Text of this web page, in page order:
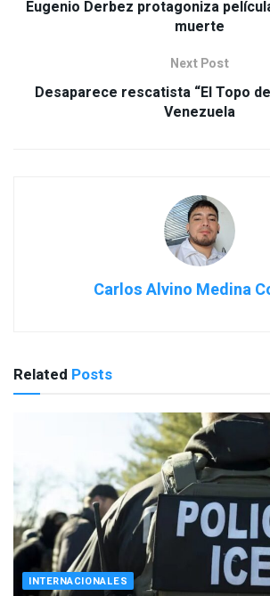
Eugenio Derbez protagoniza
muerte
Next Post
Desaparece rescatista “El Topo
Venezuela
Carlos Alvino Medina
Related Posts
INTERNACIONALES